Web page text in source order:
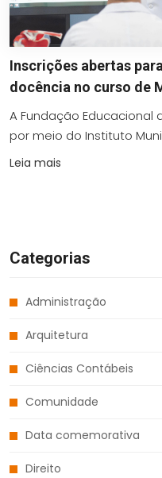
Inscrições abertas
docência no curso de
A Fundação Educacional
por meio do Instituto
Leia mais
Categorias
Administração
Arquitetura
Ciências Contábeis
Comunidade
Data comemorativa
Direito